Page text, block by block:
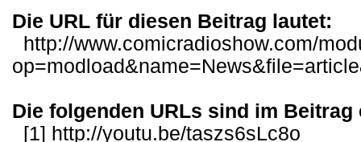
Die URL für diesen Beitrag lautet:
http://www.comicradioshow.com/
Die folgenden URLs sind im Beitrag
[1] http://youtu.be/taszs6sLc8o